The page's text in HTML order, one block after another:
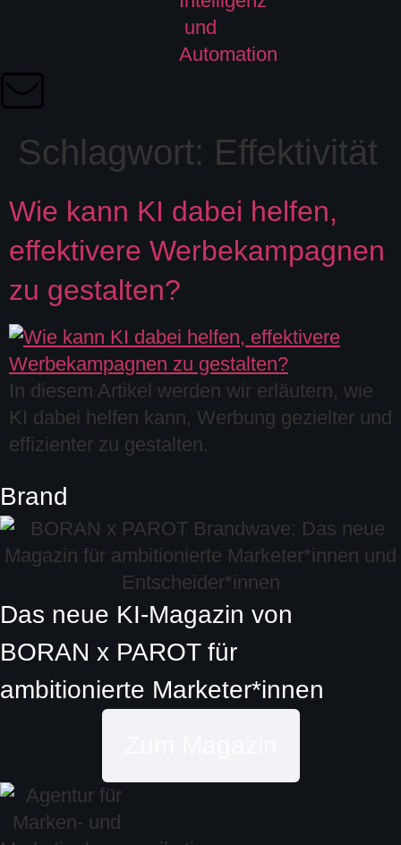
Schlagwort: Effektivität
Wie kann KI dabei helfen,
effektivere Werbekampagnen
zu gestalten?
In diesem Artikel werden wir erläutern, wie
KI dabei helfen kann, Werbung gezielter und
effizienter zu gestalten.
Brand
Das neue KI-Magazin von
BORAN x PAROTfür
ambitionierte Marketer*innen